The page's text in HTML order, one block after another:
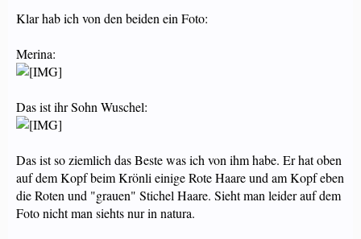
Klar hab ich von den beiden ein Foto:
Merina:
Das ist ihr Sohn Wuschel:
Das ist so ziemlich das Beste was ich von ihm habe. Er hat oben
auf dem Kopf beim Krönli einige Rote Haare und am Kopf eben
die Roten und "grauen" Stichel Haare. Sieht man leider auf dem
Foto nicht man siehts nur in natura.